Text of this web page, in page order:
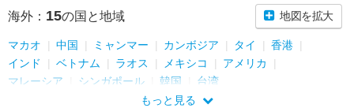
海外： 15の国と地域 地図を拡大
マカオ 中国 ミャンマー カンボジア タイ
香港
インド
ベトナム ラオス メキシコ
アメリカ
マレーシア
シンガポール 韓国
台湾
もっと見る